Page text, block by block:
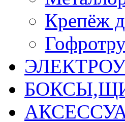
Крепёж